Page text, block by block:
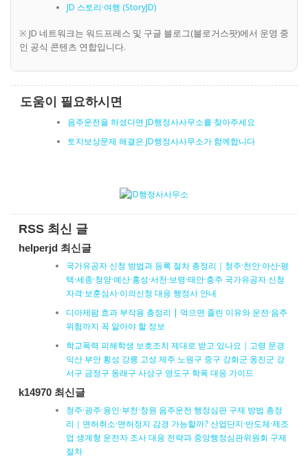
JD 스토리·여행 (StoryJD)
※ JD 네트워크는 워드프레스 및 구글 블로그(블로거스팟)에서 운영 중
인 공식 콘텐츠 연합입니다.
도움이 필요하시면
음주운전을 하셨다면 JD행정사사무소를 찾아주세요
토지보상문제 해결은 JD행정사사무소가 함께합니다
RSS 최신 글
helperjd 최신글
국가유공자 신청 방법과 등록 절차 총정리｜청주·천안·아산·평
택·세종·청양·예산·홍성·서천·보령·태안·충주 국가유공자 신청
자격·보훈심사·이의신청 대응 행정사 안내
디아제팜 효과 부작용 총정리 | 먹으면 졸린 이유와 운전·음주
위험까지 꼭 알아야 할 정보
학교폭력 피해학생 보호조치 제대로 받고 있나요｜고령 문경
익산 부안 횡성 강릉 고성 제주 노원구 중구 강화군 옹진군 강
서구 금정구 동래구 사상구 영도구 학폭 대응 가이드
k14970 최신글
청주·광주·용인·부천·창원 음주운전 행정심판 구제 방법 총정
리｜면허취소·면허정지 감경 가능할까? 산업단지·반도체·제조
업 생계형 운전자 조사 대응 전략과 중앙행정심판위원회 구제
절차